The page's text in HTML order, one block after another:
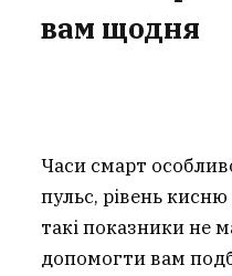
вам щодня
Часи смарт
пульс, рівень
такі показники не
допомогти вам